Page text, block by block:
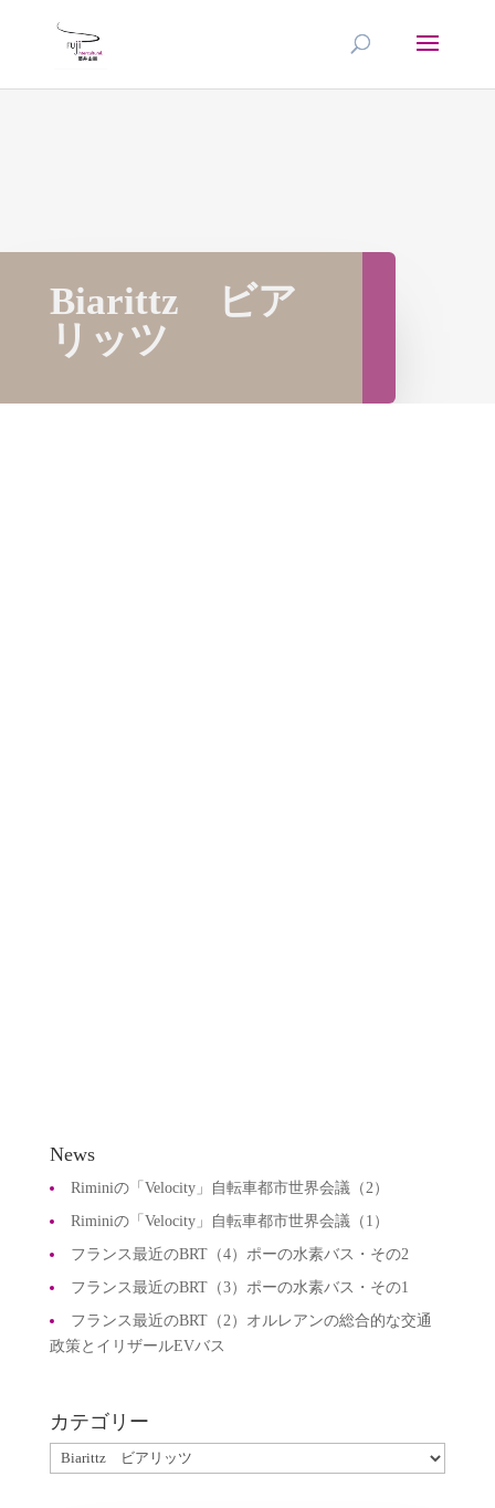
Biarittz ビア
リッツ
News
Riminiの「Velocity」自転車都市世界会議（2）
Riminiの「Velocity」自転車都市世界会議（1）
フランス最近のBRT（4）ポーの水素バス・その2
フランス最近のBRT（3）ポーの水素バス・その1
フランス最近のBRT（2）オルレアンの総合的な交通
政策とイリザールEVバス
カテゴリー
カ